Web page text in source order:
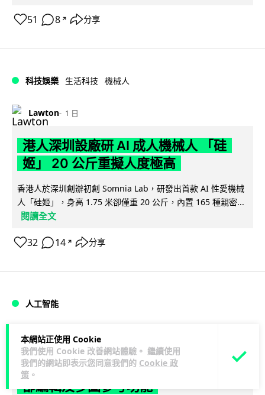
本網站正使用 Cookie
我們使用 Cookie 改善網站體驗。 繼續使用
我們的網站即表示您同意我們的 Cookie 政
策 。
51 8 ↗ 分享
科技娛樂 生活科技 機械人
Lawton 1 日
港人深圳設廠研 AI 成人機械人 「硅
姬」 20 公斤重擬人度極高
香港人於深圳創辦初創 Somnia Lab，研發出首款 AI 性愛機械
人「硅姬」，身高 1.75 米卻僅重 20 公斤，內置 165 種親密...
閱讀全文
32 14 ↗ 分享
人工智能
Lawton 1 日
Grok Imagine Image 2.0 推出 主打局
部編輯及多圖參考功能